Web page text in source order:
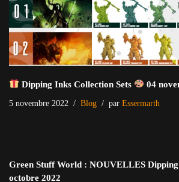
Dipping Inks Collection Sets 04
5 novembre 2022 Blog par Essermarth
Green Stuff World : NOUVELLES
octobre 2022